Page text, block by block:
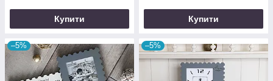
Купити Купити
–5% –5%